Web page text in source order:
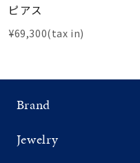
ピアス
¥69,300(tax in)
Brand
Jewelry